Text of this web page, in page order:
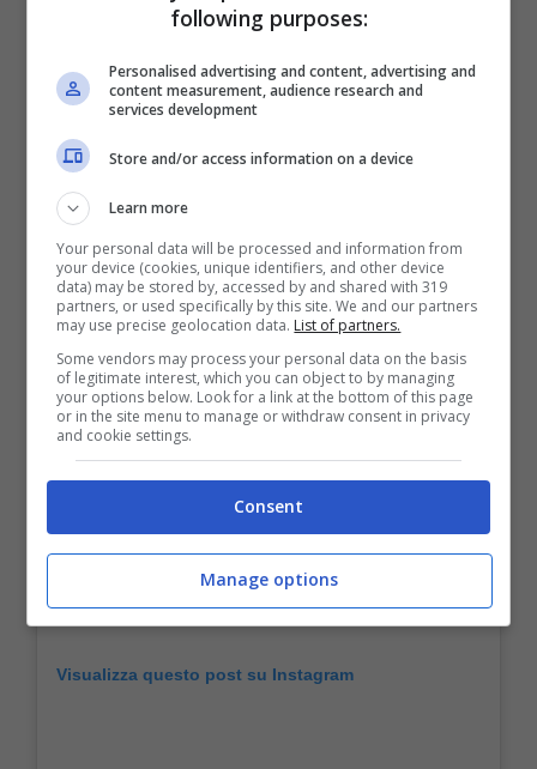
Visualizza questo post su Instagram
following purposes:
Personalised advertising and content, advertising and
content measurement, audience research and
services development
Store and/or access information on a device
Learn more
Your personal data will be processed and information from
your device (cookies, unique identifiers, and other device
data) may be stored by, accessed by and shared with 319
partners, or used specifically by this site. We and our partners
may use precise geolocation data. List of partners.
Some vendors may process your personal data on the basis
of legitimate interest, which you can object to by managing
your options below. Look for a link at the bottom of this page
or in the site menu to manage or withdraw consent in privacy
and cookie settings.
Consent
Manage options